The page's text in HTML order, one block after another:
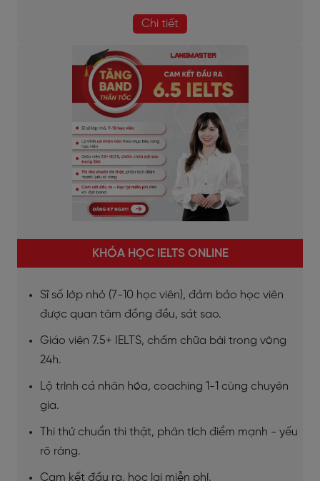
Chi tiết
KHÓA HỌC IELTS ONLINE
Sĩ số lớp nhỏ (7-10 học viên), đảm bảo học viên
được quan tâm đồng đều, sát sao.
Giáo viên 7.5+ IELTS, chấm chữa bài trong vòng
24h.
Lộ trình cá nhân hóa, coaching 1-1 cùng chuyên
gia.
Thi thử chuẩn thi thật, phân tích điểm mạnh - yếu
rõ ràng.
Cam kết đầu ra, học lại miễn phí.